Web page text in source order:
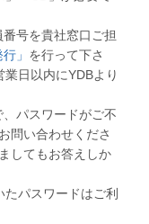
号を貴社窓口ご担
」 を行って下さ
日以内にYDBより
パスワードがご不
問い合わせくださ
してもお答えしか
パスワードはご利